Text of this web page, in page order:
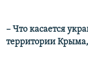
– Что касается
территории Крыма,